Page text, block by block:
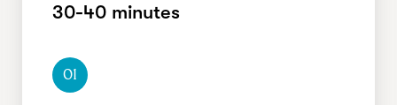
30-40 minutes
01